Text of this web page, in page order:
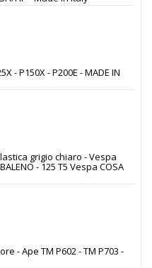
- P150X - P200E - MADE IN
grigio chiaro - Vespa
- 125 T5 Vespa COSA
- Ape TM P602 - TM P703 -